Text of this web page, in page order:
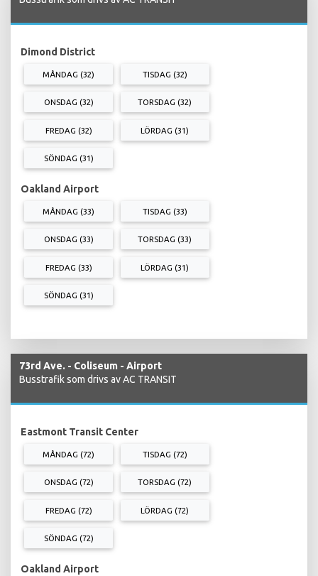
Dimond District
MÅNDAG (32) TISDAG (32)
ONSDAG (32) TORSDAG (32)
FREDAG (32) LÖRDAG (31)
SÖNDAG (31)
Oakland Airport
MÅNDAG (33) TISDAG (33)
ONSDAG (33) TORSDAG (33)
FREDAG (33) LÖRDAG (31)
SÖNDAG (31)
73rd Ave. - Coliseum - Airport
Busstrafik som drivs av AC TRANSIT
Eastmont Transit Center
MÅNDAG (72) TISDAG (72)
ONSDAG (72) TORSDAG (72)
FREDAG (72) LÖRDAG (72)
SÖNDAG (72)
Oakland Airport